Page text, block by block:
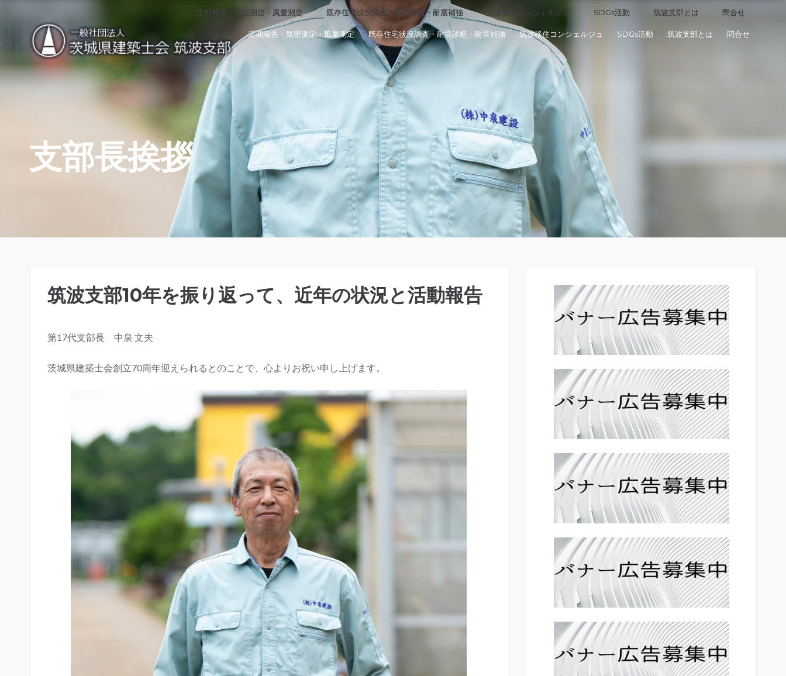
定期報告・気密測定・風量測定 既存住宅状況調査・耐震診断・耐震補強 筑波移住コンシェルジュ SDGs活動 筑波支部とは 問合せ
定期報告・気密測定・風量測定 既存住宅状況調査・耐震診断・耐震補強 筑波移住コンシェルジュ SDGs活動 筑波支部とは 問合せ
定期報告・気密測定・風量測定 既存住宅状況調査・耐震診断・耐震補強 筑波移住コンシェルジュ SDGs活動 筑波支部とは 問合せ
支部長挨拶
筑波支部10年を振り返って、近年の状況と活動報告
第17代支部長 中泉 文夫
茨城県建築士会創立70周年迎えられるとのことで、心よりお祝い申し上げます。